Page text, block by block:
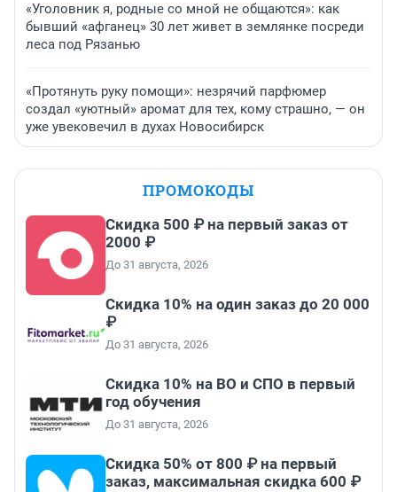
«Уголовник я, родные со мной не общаются»: как
бывший «афганец» 30 лет живет в землянке посреди
леса под Рязанью
«Протянуть руку помощи»: незрячий парфюмер
создал «уютный» аромат для тех, кому страшно, — он
уже увековечил в духах Новосибирск
ПРОМОКОДЫ
Скидка 500 ₽ на первый заказ от
2000 ₽
До 31 августа, 2026
Скидка 10% на один заказ до 20 000
₽
До 31 августа, 2026
Скидка 10% на ВО и СПО в первый
год обучения
До 31 августа, 2026
Скидка 50% от 800 ₽ на первый
заказ, максимальная скидка 600 ₽